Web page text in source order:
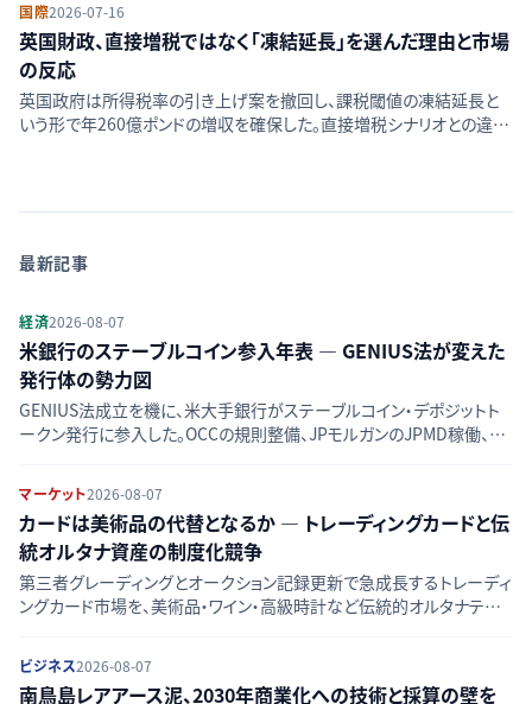
国際2026-07-16
英国財政、直接増税ではなく「凍結延長」を選んだ理由と市場
の反応
英国政府は所得税率の引き上げ案を撤回し、課税閾値の凍結延長と
いう形で年260億ポンドの増収を確保した。直接増税シナリオとの違い
最新記事
経済2026-08-07
米銀行のステーブルコイン参入年表 — GENIUS法が変えた
発行体の勢力図
GENIUS法成立を機に、米大手銀行がステーブルコイン・デポジットト
ークン発行に参入した。OCCの規則整備、JPモルガンのJPMD稼働、銀
マーケット2026-08-07
カードは美術品の代替となるか — トレーディングカードと伝
統オルタナ資産の制度化競争
第三者グレーディングとオークション記録更新で急成長するトレーディ
ングカード市場を、美術品・ワイン・高級時計など伝統的オルタナティブ
ビジネス2026-08-07
南鳥島レアアース泥、2030年商業化への技術と採算の壁を